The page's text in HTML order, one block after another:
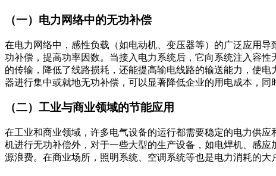
（一）电力网络中的无功补偿
在电力网络中，感性负载（如电动机、变压器等）的广泛应用
功补偿，提高功率因数。当接入电力系统后，它向系统注入容
的传输，降低了线路损耗，还能提高输电线路的输送能力，使
器进行集中或就地无功补偿，可以显著降低企业的用电成本，同
（二）工业与商业领域的节能应用
在工业和商业领域，许多电气设备的运行都需要稳定的电力供
机进行无功补偿外，对于一些大型的生产设备，如电焊机、感
源浪费。在商业场所，照明系统、空调系统等也是电力消耗的大